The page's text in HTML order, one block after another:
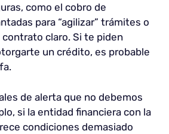
como el cobro de
para “agilizar” trámites o
contrato claro. Si te piden
un crédito, es probable
de alerta que no debemos
si la entidad financiera con la
condiciones demasiado